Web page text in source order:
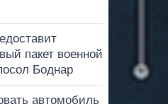
пакет военной
Боднар
автомобиль